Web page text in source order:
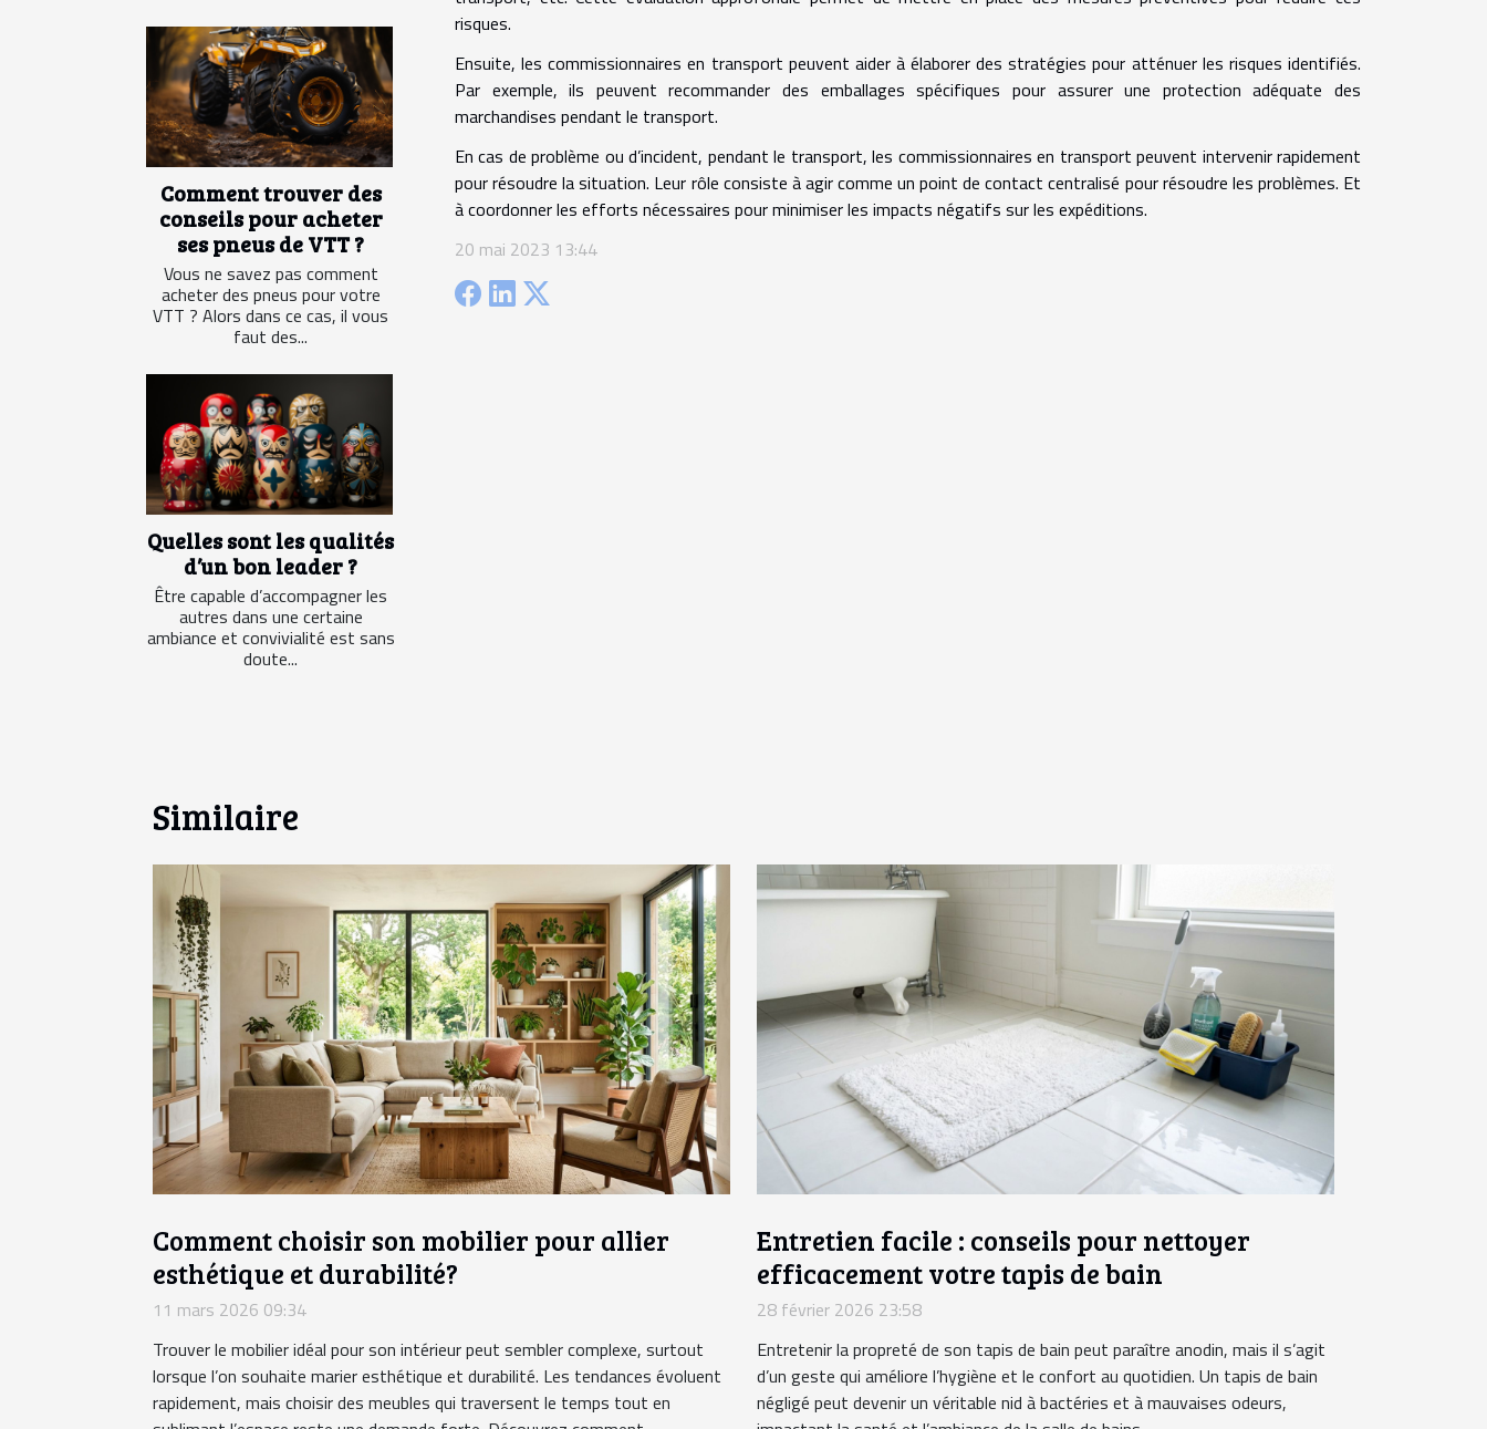
Comment trouver des
conseils pour acheter
ses pneus de VTT ?
Vous ne savez pas comment
acheter des pneus pour votre
VTT ? Alors dans ce cas, il vous
faut des...
Quelles sont les qualités
d’un bon leader ?
Être capable d’accompagner les
autres dans une certaine
ambiance et convivialité est sans
doute...
risques.
Ensuite, les commissionnaires en transport peuvent aider à élaborer des stratégies pour atténuer les risques identifiés.
Par exemple, ils peuvent recommander des emballages spécifiques pour assurer une protection adéquate des
marchandises pendant le transport.
En cas de problème ou d’incident, pendant le transport, les commissionnaires en transport peuvent intervenir rapidement
pour résoudre la situation. Leur rôle consiste à agir comme un point de contact centralisé pour résoudre les problèmes. Et
à coordonner les efforts nécessaires pour minimiser les impacts négatifs sur les expéditions.
20 mai 2023 13:44
Similaire
Comment choisir son mobilier pour allier
esthétique et durabilité?
11 mars 2026 09:34
Trouver le mobilier idéal pour son intérieur peut sembler complexe, surtout
lorsque l’on souhaite marier esthétique et durabilité. Les tendances évoluent
rapidement, mais choisir des meubles qui traversent le temps tout en
Entretien facile : conseils pour nettoyer
efficacement votre tapis de bain
28 février 2026 23:58
Entretenir la propreté de son tapis de bain peut paraître anodin, mais il s’agit
d’un geste qui améliore l’hygiène et le confort au quotidien. Un tapis de bain
négligé peut devenir un véritable nid à bactéries et à mauvaises odeurs,